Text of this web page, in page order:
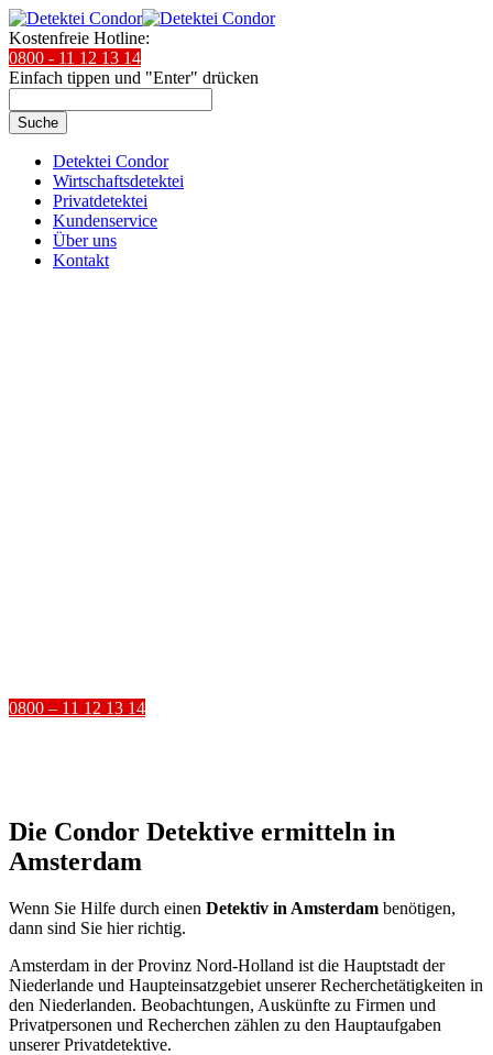
Kostenfreie Hotline:
0800 - 11 12 13 14
Einfach tippen und "Enter" drücken
Suche
Detektei Condor
Wirtschaftsdetektei
Privatdetektei
Kundenservice
Über uns
Kontakt
0800 – 11 12 13 14
Die Condor Detektive ermitteln in
Amsterdam
Wenn Sie Hilfe durch einen Detektiv in Amsterdam benötigen,
dann sind Sie hier richtig.
Amsterdam in der Provinz Nord-Holland ist die Hauptstadt der
Niederlande und Haupteinsatzgebiet unserer Recherchetätigkeiten in
den Niederlanden. Beobachtungen, Auskünfte zu Firmen und
Privatpersonen und Recherchen zählen zu den Hauptaufgaben
unserer Privatdetektive.